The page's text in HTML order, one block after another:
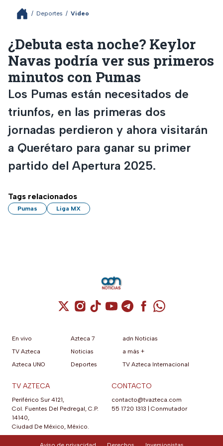
/ Deportes / Video
¿Debuta esta noche? Keylor
Navas podría ver sus primeros
minutos con Pumas
Los Pumas están necesitados de
triunfos, en las primeras dos
jornadas perdieron y ahora visitarán
a Querétaro para ganar su primer
partido del Apertura 2025.
Tags relacionados
Pumas Liga MX
Cuenta de X / Twitter (se abre en una
Cuenta de Instagram (se abre en una
Cuenta de TikTok (se abre en
Cuenta de YouTube (se abre
Cuenta de Telegram (se
Cuenta de
Cuenta de
En vivo
TV Azteca
Azteca UNO
Azteca 7
Noticias
Deportes
adn Noticias
a más +
TV Azteca Internacional
TV AZTECA
Periférico Sur 4121,
Col. Fuentes Del Pedregal, C.P.
14140,
Ciudad De México, México.
CONTACTO
contacto@tvazteca.com
55 1720 1313 | Conmutador